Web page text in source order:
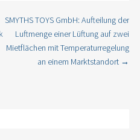
SMYTHS TOYS GmbH: Aufteilung der
Luftmenge einer Lüftung auf zwei
Mietflächen mit Temperaturregelung
an einem Marktstandort →